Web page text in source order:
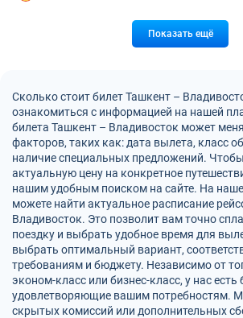
Показать ещё
Сколько стоит билет Ташкент –
ознакомиться с информацией на нашей
билета Ташкент – Владивосток может
факторов, таких как: дата вылета, класс
наличие специальных предложений.
актуальную цену на конкретное
нашим удобным поиском на сайте. На
можете найти актуальное расписание
Владивосток. Это позволит вам точно
поездку и выбрать удобное время для
выбрать оптимальный вариант,
требованиям и бюджету. Независимо от
эконом-класс или бизнес-класс, у нас есть
удовлетворяющие вашим потребностям.
скрытых комиссий или дополнительных